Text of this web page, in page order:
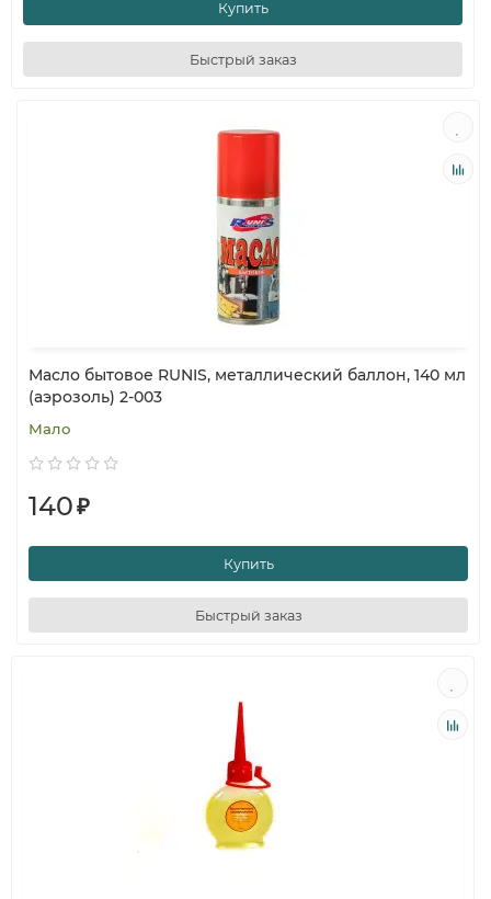
Купить
Быстрый заказ
Масло бытовое RUNIS, металлический баллон, 140 мл
(аэрозоль) 2-003
Мало
140₽
Купить
Быстрый заказ